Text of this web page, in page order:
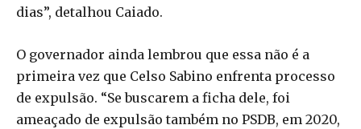
dias”, detalhou Caiado.
O governador ainda lembrou que essa não é a
primeira vez que Celso Sabino enfrenta processo
de expulsão. “Se buscarem a ficha dele, foi
ameaçado de expulsão também no PSDB, em 2020,